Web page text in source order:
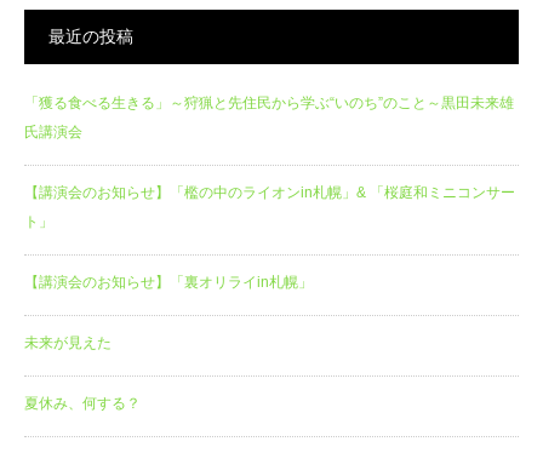
最近の投稿
「獲る食べる生きる」～狩猟と先住民から学ぶ“いのち”のこと～黒田未来雄
氏講演会
【講演会のお知らせ】「檻の中のライオンin札幌」& 「桜庭和ミニコンサー
ト」
【講演会のお知らせ】「裏オリライin札幌」
未来が見えた
夏休み、何する？